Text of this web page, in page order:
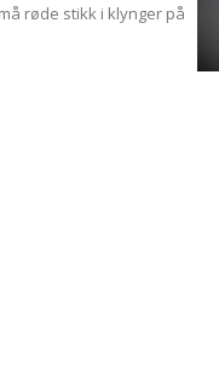
røde stikk i klynger på